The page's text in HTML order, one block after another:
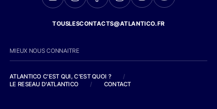
TOUSLESCONTACTS@ATLANTICO.FR
MIEUX NOUS CONNAITRE
ATLANTICO C'EST QUI, C'EST QUOI ?
/
LE RESEAU D'ATLANTICO
/ CONTACT